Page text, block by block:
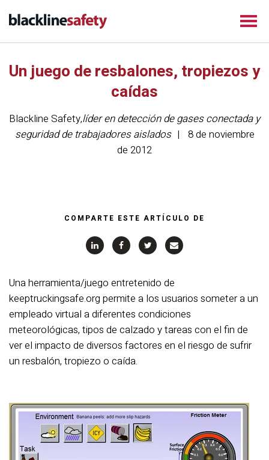
Un juego de resbalones, tropiezos y
caídas
Blackline Safety,líder en detección de gases conectada y
seguridad de trabajadores aislados
8 de noviembre
de 2012
COMPARTE ESTE ARTÍCULO DE
Una herramienta/juego entretenido de
keeptruckingsafe.org permite a los usuarios someter a un
empleado virtual a diferentes condiciones
meteorológicas, tipos de calzado y tareas con el fin de
ver el impacto de diversos factores en el riesgo de sufrir
un resbalón, tropiezo o caída.